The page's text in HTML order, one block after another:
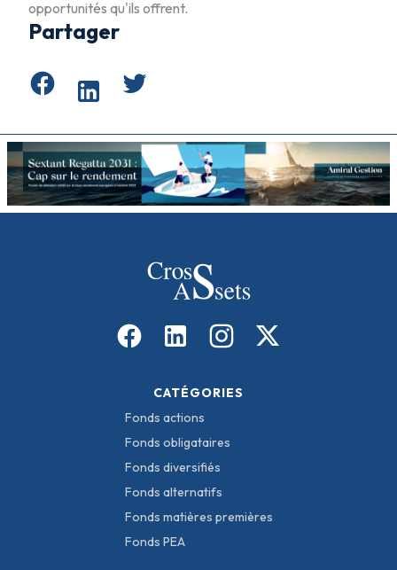
opportunités qu'ils offrent.
Partager
CATÉGORIES
Fonds actions
Fonds obligataires
Fonds diversifiés
Fonds alternatifs
Fonds matières premières
Fonds PEA